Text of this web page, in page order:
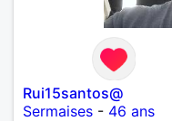
Rui15santos@
Sermaises - 46 ans